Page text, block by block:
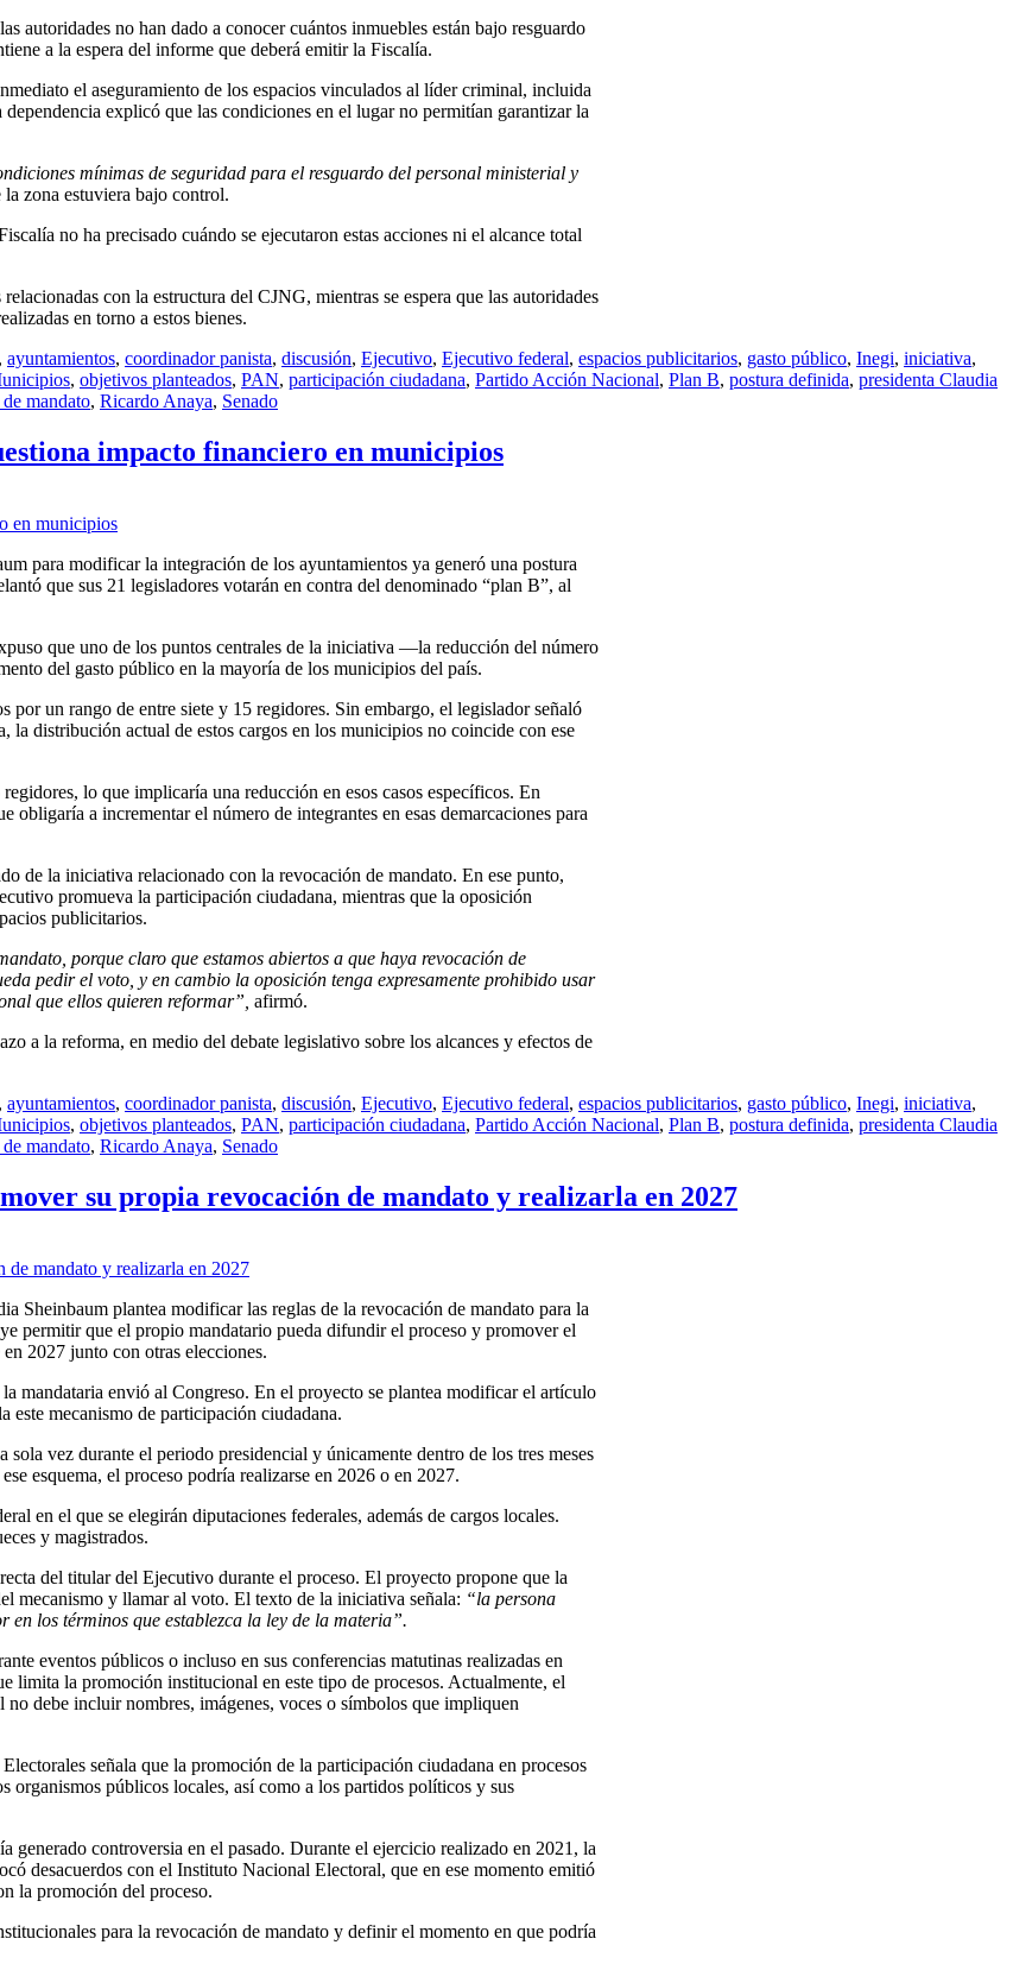
autoridades no han dado a conocer cuántos inmuebles están bajo resguardo
a la espera del informe que deberá emitir la Fiscalía.
el aseguramiento de los espacios vinculados al líder criminal, incluida
explicó que las condiciones en el lugar no permitían garantizar la
mínimas de seguridad para el resguardo del personal ministerial y
zona estuviera bajo control.
no ha precisado cuándo se ejecutaron estas acciones ni el alcance total
con la estructura del CJNG, mientras se espera que las autoridades
en torno a estos bienes.
, ayuntamientos, coordinador panista, discusión, Ejecutivo, Ejecutivo federal, espacios publicitarios, gasto público, Inegi, iniciativa,
, objetivos planteados, PAN, participación ciudadana, Partido Acción Nacional, Plan B, postura definida, presidenta Claudia
mandato, Ricardo Anaya, Senado
impacto financiero en municipios
para modificar la integración de los ayuntamientos ya generó una postura
que sus 21 legisladores votarán en contra del denominado “plan B”, al
que uno de los puntos centrales de la iniciativa —la reducción del número
del gasto público en la mayoría de los municipios del país.
un rango de entre siete y 15 regidores. Sin embargo, el legislador señaló
distribución actual de estos cargos en los municipios no coincide con ese
lo que implicaría una reducción en esos casos específicos. En
a incrementar el número de integrantes en esas demarcaciones para
de la iniciativa relacionado con la revocación de mandato. En ese punto,
promueva la participación ciudadana, mientras que la oposición
publicitarios.
porque claro que estamos abiertos a que haya revocación de
pedir el voto, y en cambio la oposición tenga expresamente prohibido usar
que ellos quieren reformar”, afirmó.
a la reforma, en medio del debate legislativo sobre los alcances y efectos de
, ayuntamientos, coordinador panista, discusión, Ejecutivo, Ejecutivo federal, espacios publicitarios, gasto público, Inegi, iniciativa,
, objetivos planteados, PAN, participación ciudadana, Partido Acción Nacional, Plan B, postura definida, presidenta Claudia
mandato, Ricardo Anaya, Senado
su propia revocación de mandato y realizarla en 2027
Sheinbaum plantea modificar las reglas de la revocación de mandato para la
permitir que el propio mandatario pueda difundir el proceso y promover el
2027 junto con otras elecciones.
mandataria envió al Congreso. En el proyecto se plantea modificar el artículo
este mecanismo de participación ciudadana.
vez durante el periodo presidencial y únicamente dentro de los tres meses
esquema, el proceso podría realizarse en 2026 o en 2027.
en el que se elegirán diputaciones federales, además de cargos locales.
y magistrados.
del titular del Ejecutivo durante el proceso. El proyecto propone que la
mecanismo y llamar al voto. El texto de la iniciativa señala: “la persona
los términos que establezca la ley de la materia”.
eventos públicos o incluso en sus conferencias matutinas realizadas en
la promoción institucional en este tipo de procesos. Actualmente, el
debe incluir nombres, imágenes, voces o símbolos que impliquen
señala que la promoción de la participación ciudadana en procesos
públicos locales, así como a los partidos políticos y sus
controversia en el pasado. Durante el ejercicio realizado en 2021, la
desacuerdos con el Instituto Nacional Electoral, que en ese momento emitió
la promoción del proceso.
para la revocación de mandato y definir el momento en que podría